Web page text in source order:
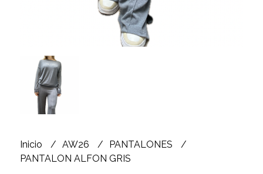
Inicio AW26
PANTALONES
PANTALON ALFON GRIS